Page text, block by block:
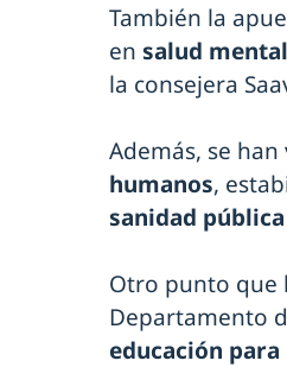
También la
en salud mental
la consejera
Además, se
humanos,
sanidad
Otro punto que
Departamento
educación para